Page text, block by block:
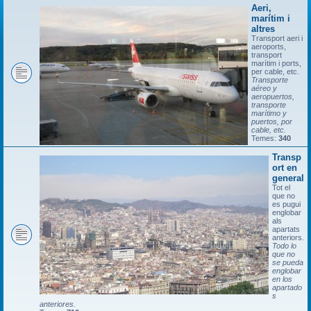
Aeri,
marítim i
altres
Transport aeri i
aeroports,
transport
marítim i ports,
per cable, etc.
Transporte
aéreo y
aeropuertos,
transporte
marítimo y
puertos, por
cable, etc.
Temes: 340
Transp
ort en
general
Tot el
que no
es pugui
englobar
als
apartats
anteriors.
Todo lo
que no
se pueda
englobar
en los
apartado
s
anteriores.